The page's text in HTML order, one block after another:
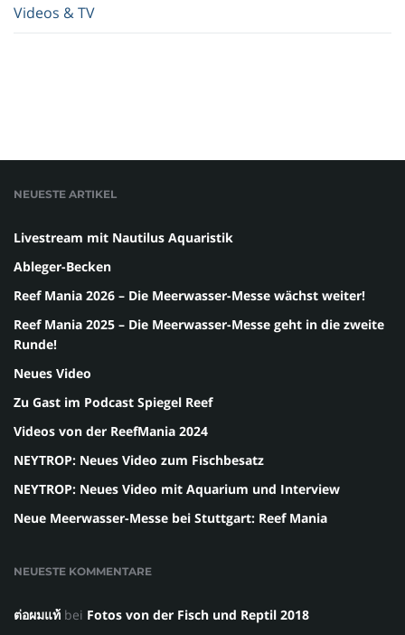
Videos & TV
NEUESTE ARTIKEL
Livestream mit Nautilus Aquaristik
Ableger-Becken
Reef Mania 2026 – Die Meerwasser-Messe wächst weiter!
Reef Mania 2025 – Die Meerwasser-Messe geht in die zweite
Runde!
Neues Video
Zu Gast im Podcast Spiegel Reef
Videos von der ReefMania 2024
NEYTROP: Neues Video zum Fischbesatz
NEYTROP: Neues Video mit Aquarium und Interview
Neue Meerwasser-Messe bei Stuttgart: Reef Mania
NEUESTE KOMMENTARE
ต่อผมแท้ bei Fotos von der Fisch und Reptil 2018